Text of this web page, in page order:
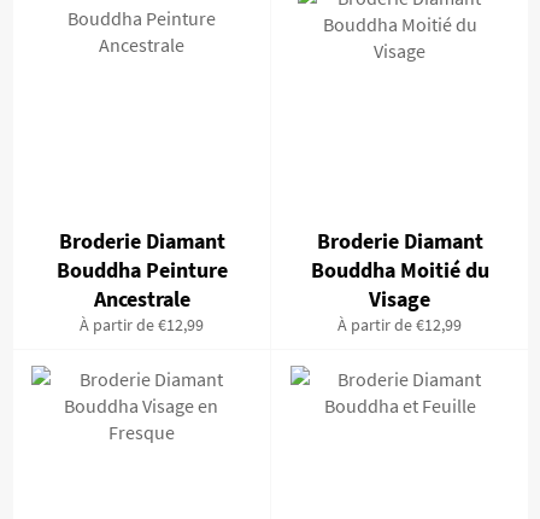
Broderie Diamant
Bouddha Peinture
Ancestrale
À partir de €12,99
Broderie Diamant
Bouddha Moitié du
Visage
À partir de €12,99